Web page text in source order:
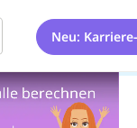
Neu: